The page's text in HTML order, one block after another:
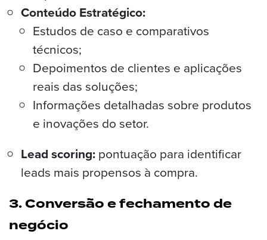
Conteúdo Estratégico:
Estudos de caso e comparativos
técnicos;
Depoimentos de clientes e aplicações
reais das soluções;
Informações detalhadas sobre produtos
e inovações do setor.
Lead scoring:pontuação para identificar
leads mais propensos à compra.
3. Conversão e fechamento de
negócio